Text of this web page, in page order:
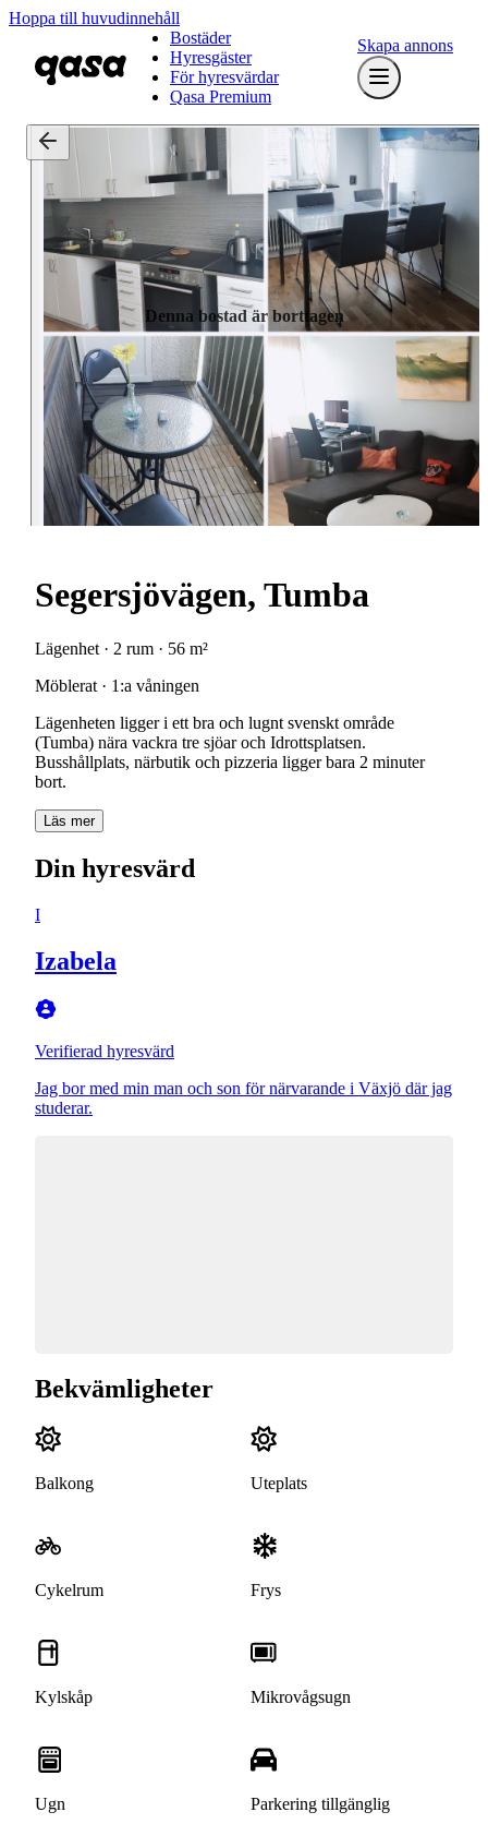
Hoppa till huvudinnehåll
Bostäder
Hyresgäster
För hyresvärdar
Qasa Premium
Skapa annons
Denna bostad är borttagen
Segersjövägen, Tumba
Lägenhet · 2 rum · 56 m²
Möblerat · 1:a våningen
Lägenheten ligger i ett bra och lugnt svenskt område
(Tumba) nära vackra tre sjöar och Idrottsplatsen.
Busshållplats, närbutik och pizzeria ligger bara 2 minuter
bort.
Läs mer
Din hyresvärd
I
Izabela
Verifierad hyresvärd
Jag bor med min man och son för närvarande i Växjö där jag
studerar.
Bekvämligheter
Balkong Uteplats
Cykelrum Frys
Kylskåp Mikrovågsugn
Ugn Parkering tillgänglig